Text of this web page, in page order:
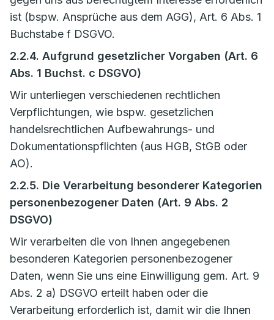
ist (bspw. Ansprüche aus dem AGG), Art. 6 Abs. 1
Buchstabe f DSGVO.
2.2.4. Aufgrund gesetzlicher Vorgaben (Art. 6
Abs. 1 Buchst. c DSGVO)
Wir unterliegen verschiedenen rechtlichen
Verpflichtungen, wie bspw. gesetzlichen
handelsrechtlichen Aufbewahrungs- und
Dokumentationspflichten (aus HGB, StGB oder
AO).
2.2.5. Die Verarbeitung besonderer Kategorien
personenbezogener Daten (Art. 9 Abs. 2
DSGVO)
Wir verarbeiten die von Ihnen angegebenen
besonderen Kategorien personenbezogener
Daten, wenn Sie uns eine Einwilligung gem. Art. 9
Abs. 2 a) DSGVO erteilt haben oder die
Verarbeitung erforderlich ist, damit wir die Ihnen